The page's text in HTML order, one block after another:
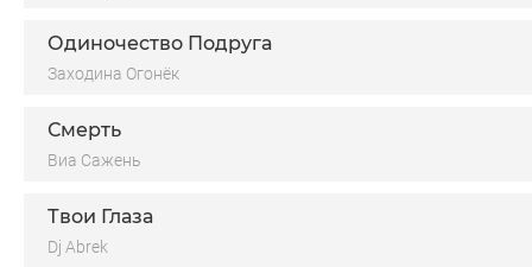
Одиночество Подруга
Заходина Огонёк
Смерть
Виа Сажень
Твои Глаза
Dj Abrek